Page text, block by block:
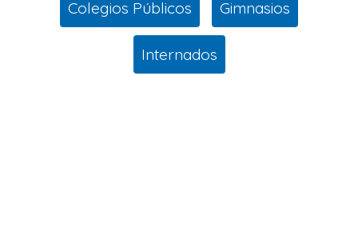
Colegios Públicos Gimnasios
Internados